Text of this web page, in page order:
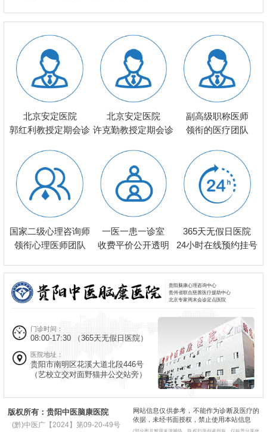
北京安定医院
郭红利教授定期会诊
北京安定医院
许克勤教授定期会诊
副高级职称医师
领衔的医疗团队
国家二级心理咨询师
领衔心理医师团队
一医一患一诊室
收费平价公开透明
365天无假日医院
24小时在线预约挂号
贵阳脑康心理咨询中心
贵州省联合慈善医疗援助中心
北京专家周末会诊定点医院
门诊时间：
08:00-17:30 （365天无假日医院）
医院地址：
贵阳市南明区花溪大道北段446号
（艺校立交对面野猫井公交站旁）
版权所有：贵阳中医脑康医院
(黔)中医广【2024】第09-20-49号
网站信息仅供参考，不能作为诊断及医疗的
依据，未经书面授权，禁止使用本站信息